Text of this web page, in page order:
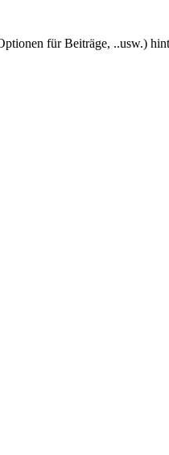
für Beiträge, ..usw.)